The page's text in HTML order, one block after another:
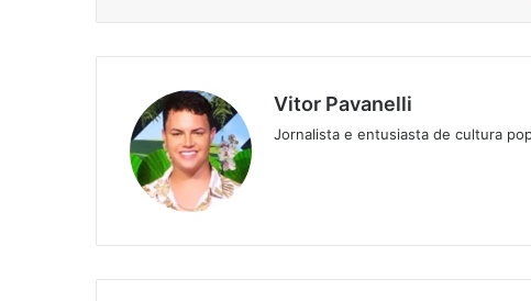
Vitor Pavanelli
Jornalista e entusiasta de cultura